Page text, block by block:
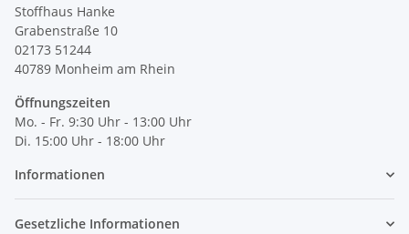
Stoffhaus Hanke
Grabenstraße 10
02173 51244
40789 Monheim am Rhein
Öffnungszeiten
Mo. - Fr. 9:30 Uhr - 13:00 Uhr
Di. 15:00 Uhr - 18:00 Uhr
Informationen
Gesetzliche Informationen